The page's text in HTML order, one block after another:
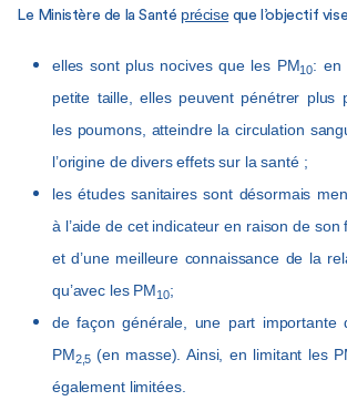
Le Ministère de la Santé préciseque l’objectif
elles sont plus nocives que les PM10: en
petite taille, elles peuvent pénétrer plus
les poumons, atteindre la circulation
l’origine de divers effets sur la santé ;
les études sanitaires sont désormais
à l’aide de cet indicateur en raison de
et d’une meilleure connaissance de la
qu’avec les PM10;
de façon générale, une part importante
PM2,5(en masse). Ainsi, en limitant les
également limitées.